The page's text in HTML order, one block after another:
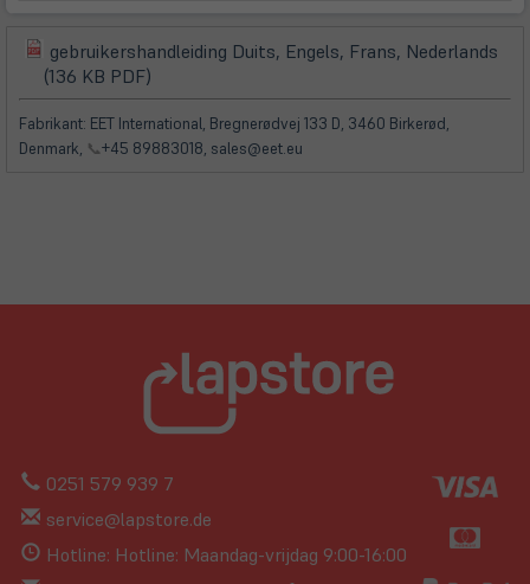
(öffnet
in
neuem
Tab)
gebruikershandleiding Duits, Engels, Frans, Nederlands
(136 KB PDF)
in
neuem
Tab)
Fabrikant: EET International, Bregnerødvej 133 D, 3460 Birkerød,
Denmark, 📞+45 89883018, sales@eet.eu
0251 579 939 7
service@lapstore.de
Hotline: Hotline: Maandag-vrijdag 9:00-16:00